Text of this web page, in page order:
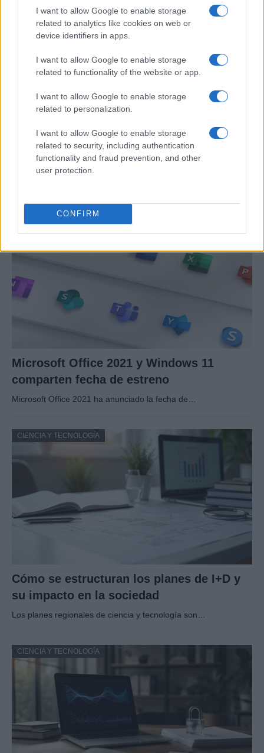
I want to allow Google to enable storage
related to analytics like cookies on web or
device identifiers in apps.
I want to allow Google to enable storage
related to functionality of the website or app.
I want to allow Google to enable storage
related to personalization.
I want to allow Google to enable storage
related to security, including authentication
functionality and fraud prevention, and other
user protection.
CONFIRM
Preview: Marvel Super Hero Squad, más
superhéroes para Nintendo Wii
Microsoft Office 2021 y Windows 11
comparten fecha de estreno
Microsoft Office 2021 ha anunciado la fecha de…
CIENCIA Y TECNOLOGÍA
Cómo se estructuran los planes de I+D y
su impacto en la sociedad
Los planes regionales de ciencia y tecnología son…
CIENCIA Y TECNOLOGÍA